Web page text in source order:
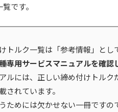
です。
トルク一覧は「参考情報」とし
専用サービスマニュアルを確認
ルには、正しい締め付けトル
されています。
ためには欠かせない一冊です